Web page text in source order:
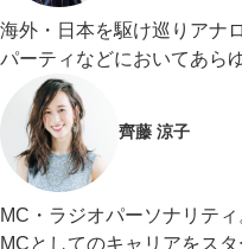
海外・日本を駆け巡りアナ
パーティなどにおいてあら
齊藤 涼子
MC・ラジオパーソナリテ
MCとしてのキャリアをス